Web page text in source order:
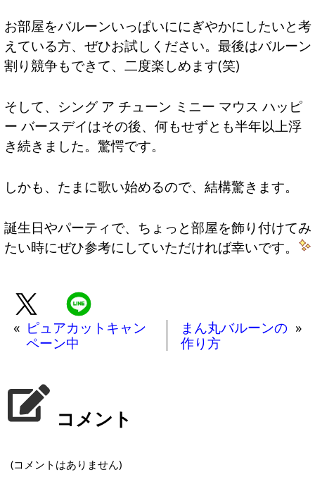
お部屋をバルーンいっぱいににぎやかにしたいと考
えている方、ぜひお試しください。最後はバルーン
割り競争もできて、二度楽しめます(笑)
そして、シング ア チューン ミニー マウス ハッピ
ー バースデイはその後、何もせずとも半年以上浮
き続きました。驚愕です。
しかも、たまに歌い始めるので、結構驚きます。
誕生日やパーティで、ちょっと部屋を飾り付けてみ
たい時にぜひ参考にしていただければ幸いです。
« ピュアカットキャン
ペーン中
まん丸バルーンの
作り方
»
コメント
(コメントはありません)